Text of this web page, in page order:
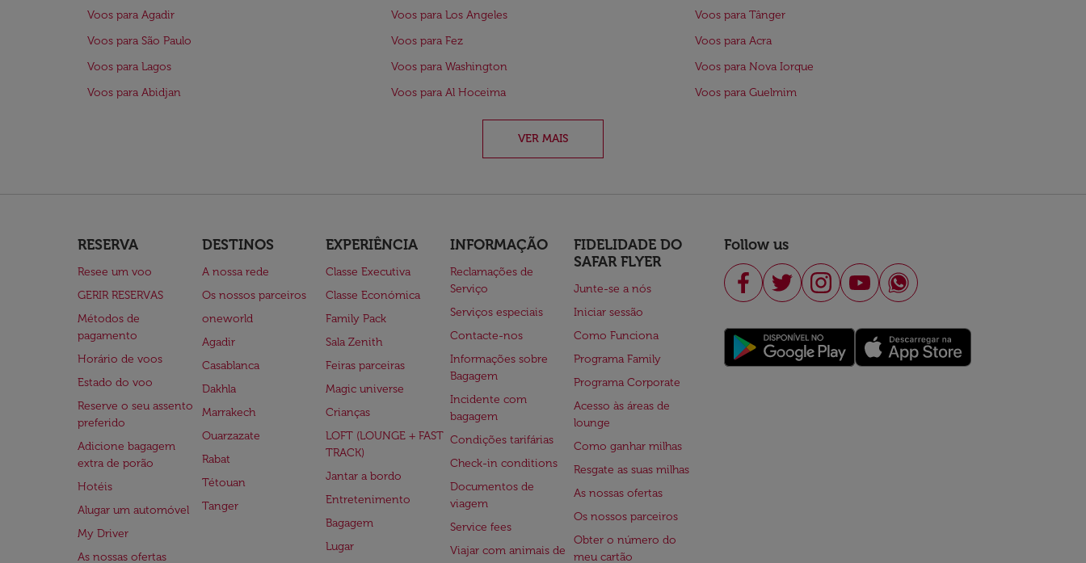
Voos para Agadir
Voos para Los Angeles
Voos para Tânger
Voos para São Paulo
Voos para Fez
Voos para Acra
Voos para Lagos
Voos para Washington
Voos para Nova Iorque
Voos para Abidjan
Voos para Al Hoceima Voos para Guelmim
VER MAIS
RESERVA
Resee um voo
GERIR RESERVAS
Métodos de
pagamento
Horário de voos
Estado do voo
Reserve o seu assento
preferido
Adicione bagagem
extra de porão
Hotéis
Alugar um automóvel
My Driver
As nossas ofertas
DESTINOS
A nossa rede
Os nossos parceiros
oneworld
Agadir
Casablanca
Dakhla
Marrakech
Ouarzazate
Rabat
Tétouan
Tanger
EXPERIÊNCIA
Classe Executiva
Classe Económica
Family Pack
Sala Zenith
Feiras parceiras
Magic universe
Crianças
LOFT (LOUNGE + FAST
TRACK)
Jantar a bordo
Entretenimento
Bagagem
Lugar
INFORMAÇÃO
Reclamações de
Serviço
Serviços especiais
Contacte-nos
Informações sobre
Bagagem
Incidente com
bagagem
Condições tarifárias
Check-in conditions
Documentos de
viagem
Service fees
Viajar com animais de
FIDELIDADE DO
SAFAR FLYER
Junte-se a nós
Iniciar sessão
Como Funciona
Programa Family
Programa Corporate
Acesso às áreas de
lounge
Como ganhar milhas
Resgate as suas milhas
As nossas ofertas
Os nossos parceiros
Obter o número do
meu cartão
Follow us